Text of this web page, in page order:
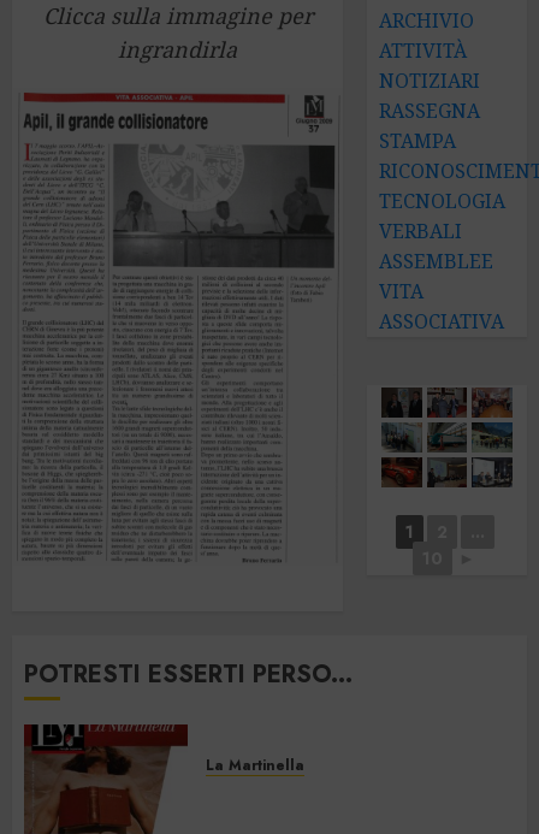
Clicca sulla immagine per
ingrandirla
ARCHIVIO
ATTIVITÀ
NOTIZIARI
RASSEGNA
STAMPA
TECNOLOGIA
VERBALI
ASSEMBLEE
VITA
ASSOCIATIVA
1
POTRESTI ESSERTI PERSO...
La Martinella